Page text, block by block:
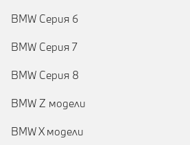
BMW Серия 6
BMW Серия 7
BMW Серия 8
BMW Z модели
BMW X модели